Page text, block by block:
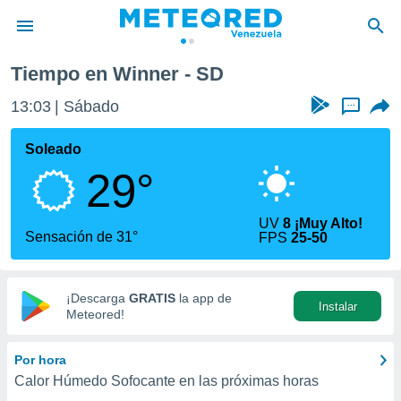
de
ha
calidad.
a este
las
y
digital
basada
Tiempo en Winner - SD
13:03 Sábado ...
Soleado
29°
Sensación de 31°
UV8 ¡Muy Alto!
FPS25-50
¡Descarga GRATIS la app de
Meteored!
Instalar
Por hora
Calor Húmedo Sofocante en las próximas horas